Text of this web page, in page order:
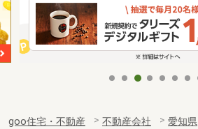
goo住宅・不動産 不動産会社 愛知県